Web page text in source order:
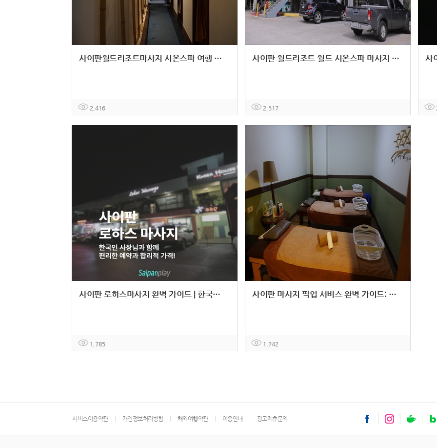
사이판월드리조트마사지 시온스파 여행 피로 힐링 공항드랍서비스
2,416
사이판 월드리조트 월드 시온스파 마사지 힐링 휴식
2,517
사이판 로하스마사지 완벽 가이드 | 한국인 사장님이 운영하는 힐링 스팟
1,785
사이판 마사지 픽업 서비스 완벽 가이드: 호텔부터 공항까지 편리하게
1,742
서비스이용약관 개인정보처리방침 해외여행약관 이용안내 광고제휴문의